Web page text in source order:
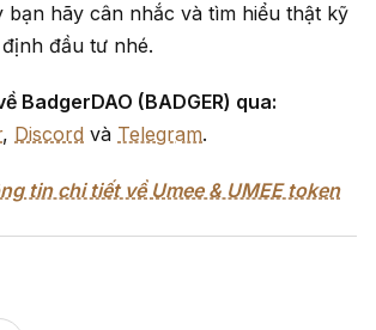
bạn hãy cân nhắc và tìm hiểu thật kỹ
đầu tư nhé.
BadgerDAO (BADGER) qua:
, Discord và Telegram.
tin chi tiết về Umee & UMEE token